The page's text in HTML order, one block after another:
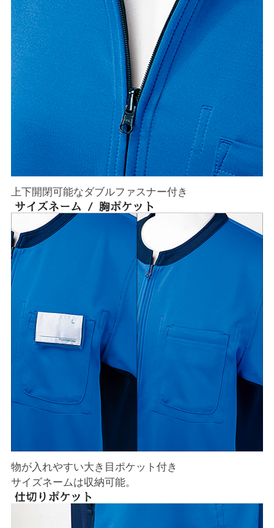
上下開閉可能なダブルファスナー付き
物が入れやすい大き目ポケット付き
サイズネームは収納可能。